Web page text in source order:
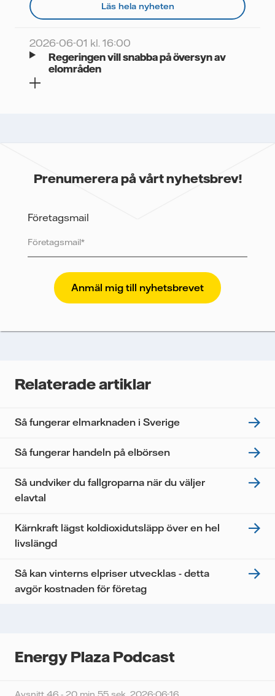
Läs hela nyheten
2026-06-01 kl. 16:00
Regeringen vill snabba på översyn av
elområden
Prenumerera på vårt nyhetsbrev!
Företagsmail
Vattenfall skyddar och respekterar din integritet. För
att Vattenfalls storföretagsförsäljning ska kunna
skicka nyhetsbrevet till dig, behöver vi dina uppgifter.
analysera deras prestanda, inklusive
tredje part, och du kan när som helst återkalla ditt
personuppgifter.
Jag samtycker till att Vattenfall behandlar mina
nyhetsbrevet.*
Relaterade artiklar
Så fungerar elmarknaden i Sverige
Så fungerar handeln på elbörsen
Så undviker du fallgroparna när du väljer
elavtal
Kärnkraft lägst koldioxidutsläpp över en hel
livslängd
Så kan vinterns elpriser utvecklas - detta
avgör kostnaden för företag
Energy Plaza Podcast